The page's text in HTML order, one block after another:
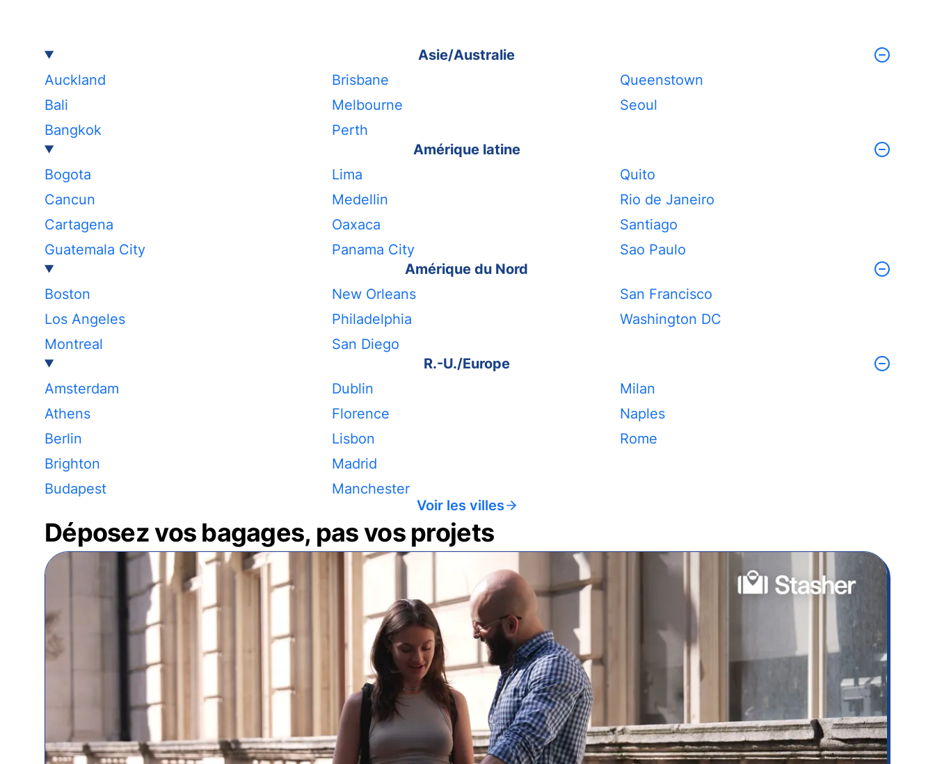
Asie/Australie
Auckland
Bali
Bangkok
Brisbane
Melbourne
Perth
Queenstown
Seoul
Amérique latine
Bogota
Cancun
Cartagena
Guatemala City
Lima
Medellin
Oaxaca
Panama City
Quito
Rio de Janeiro
Santiago
Sao Paulo
Amérique du Nord
Boston
Los Angeles
Montreal
New Orleans
Philadelphia
San Diego
San Francisco
Washington DC
R.-U./Europe
Amsterdam
Athens
Berlin
Brighton
Budapest
Dublin
Florence
Lisbon
Madrid
Manchester
Milan
Naples
Rome
Voir les villes
Déposez vos bagages, pas vos projets